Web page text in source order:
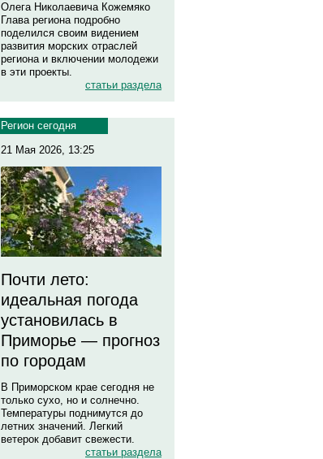
Олега Николаевича Кожемяко
Глава региона подробно
поделился своим видением
развития морских отраслей
региона и включении молодежи
в эти проекты.
статьи раздела
Регион сегодня
21 Мая 2026, 13:25
Почти лето:
идеальная погода
установилась в
Приморье — прогноз
по городам
В Приморском крае сегодня не
только сухо, но и солнечно.
Температуры поднимутся до
летних значений. Легкий
ветерок добавит свежести.
статьи раздела